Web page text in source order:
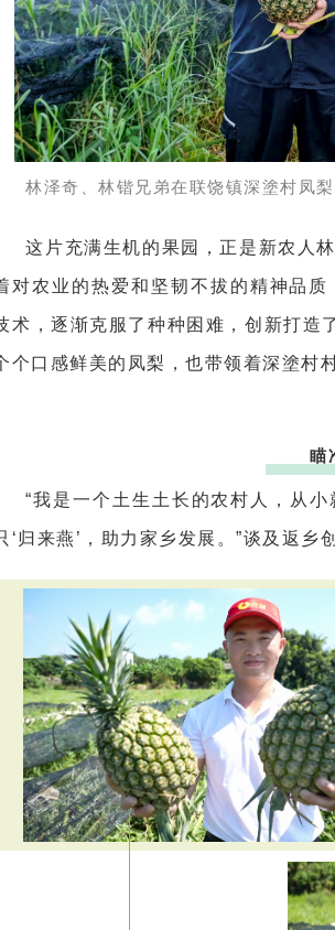
林泽奇、林锴兄弟在联饶镇深塗村凤
这片充满生机的果园，正是新农人
对农业的热爱和坚韧不拔的精神品
术，逐渐克服了种种困难，创新打造
个口感鲜美的凤梨，也带领着深塗村
瞄
“我是一个土生土长的农村人，从
‘归来燕’，助力家乡发展。”谈及返乡